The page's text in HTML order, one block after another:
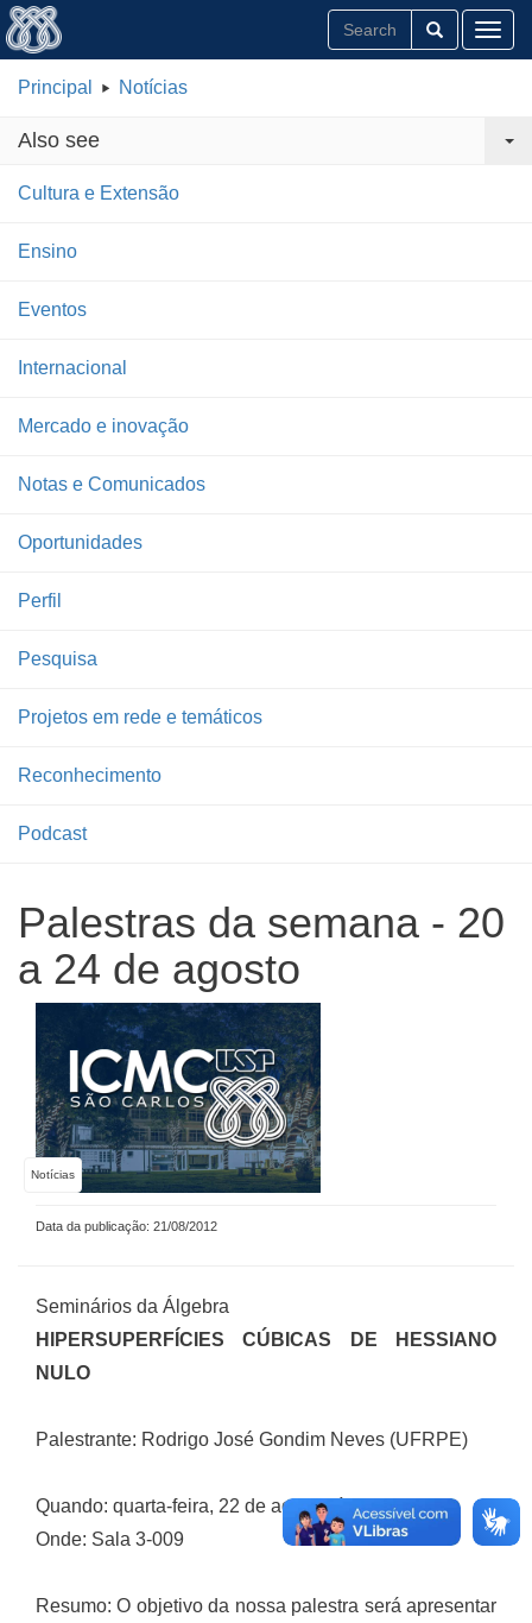
Principal Notícias
Also see
Cultura e Extensão
Ensino
Eventos
Internacional
Mercado e inovação
Notas e Comunicados
Oportunidades
Perfil
Pesquisa
Projetos em rede e temáticos
Reconhecimento
Podcast
Palestras da semana - 20
a 24 de agosto
Notícias
Data da publicação: 21/08/2012
Seminários da Álgebra
HIPERSUPERFÍCIES CÚBICAS DE HESSIANO
NULO
Palestrante: Rodrigo José Gondim Neves (UFRPE)
Quando: quarta-feira, 22 de agosto, às 14h
Onde: Sala 3-009
Resumo: O objetivo da nossa palestra será apresentar